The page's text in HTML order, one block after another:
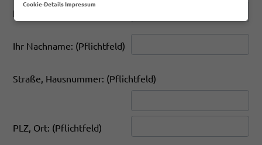
Ihr Vorname: (Pflichtfeld)
Ihr Nachname: (Pflichtfeld)
Straße, Hausnummer: (Pflichtfeld)
PLZ, Ort: (Pflichtfeld)
Cookie-DetailsImpressum